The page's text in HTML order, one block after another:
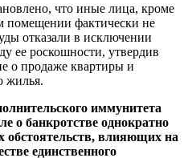
что иные лица, кроме
помещении фактически не
отказали в исключении
ее роскошности, утвердив
о продаже квартиры и
жилья.
иммунитета
о банкротстве однократно
обстоятельств, влияющих на
единственного